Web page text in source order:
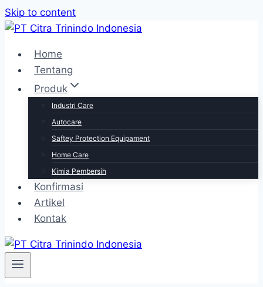
Skip to content
Home
Tentang
Produk
Industri Care
Autocare
Saftey Protection Equipament
Home Care
Kimia Pembersih
Konfirmasi
Artikel
Kontak